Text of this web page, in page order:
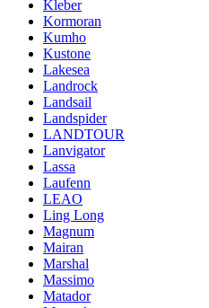
Kleber
Kormoran
Kumho
Kustone
Lakesea
Landrock
Landsail
Landspider
LANDTOUR
Lanvigator
Lassa
Laufenn
LEAO
Ling Long
Magnum
Mairan
Marshal
Massimo
Matador